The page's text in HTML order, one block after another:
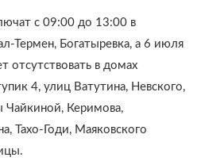
с 09:00 до 13:00 в
Термен, Богатыревка, а 6 июля
отсутствовать в домах
4, улиц Ватутина, Невского,
Чайкиной, Керимова,
Тахо-Годи, Маяковского